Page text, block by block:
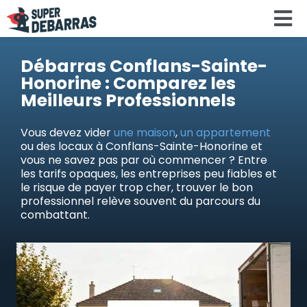
Skip
to
Accueil
Services
Régions
Search
for:
Débarras Conflans-Sainte-
Honorine : Comparez les
Meilleurs Professionnels
Vous devez viderune maison,un appartement
ou des locaux à Conflans-Sainte-Honorine et
vous ne savez pas par où commencer ? Entre
les tarifs opaques, les entreprises peu fiables et
le risque de payer trop cher, trouver le bon
professionnel relève souvent du parcours du
combattant.